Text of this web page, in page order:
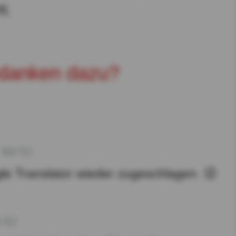
dazu?
Translator wieder zugeschlagen. 😉